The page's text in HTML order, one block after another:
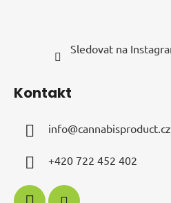
Sledovat na
Kontakt
info@cannabisproduct.cz
+420 722 452 402